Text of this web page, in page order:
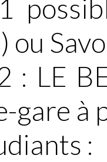
ou
: LE
gare à
: